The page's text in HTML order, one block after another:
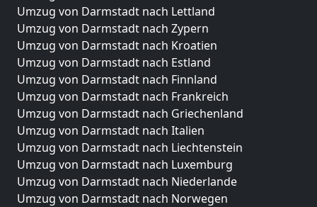
Umzug von Darmstadt nach Lettland
Umzug von Darmstadt nach Zypern
Umzug von Darmstadt nach Kroatien
Umzug von Darmstadt nach Estland
Umzug von Darmstadt nach Finnland
Umzug von Darmstadt nach Frankreich
Umzug von Darmstadt nach Griechenland
Umzug von Darmstadt nach Italien
Umzug von Darmstadt nach Liechtenstein
Umzug von Darmstadt nach Luxemburg
Umzug von Darmstadt nach Niederlande
Umzug von Darmstadt nach Norwegen